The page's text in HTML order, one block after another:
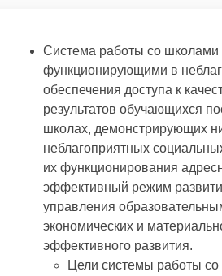
Система работы со школами
функционирующими в
обеспечения доступа к
результатов обучающихся
школах, демонстрирующих
неблагоприятных
их функционирования
эффективный режим
управления
экономических и
эффективного развития.
Цели системы работы